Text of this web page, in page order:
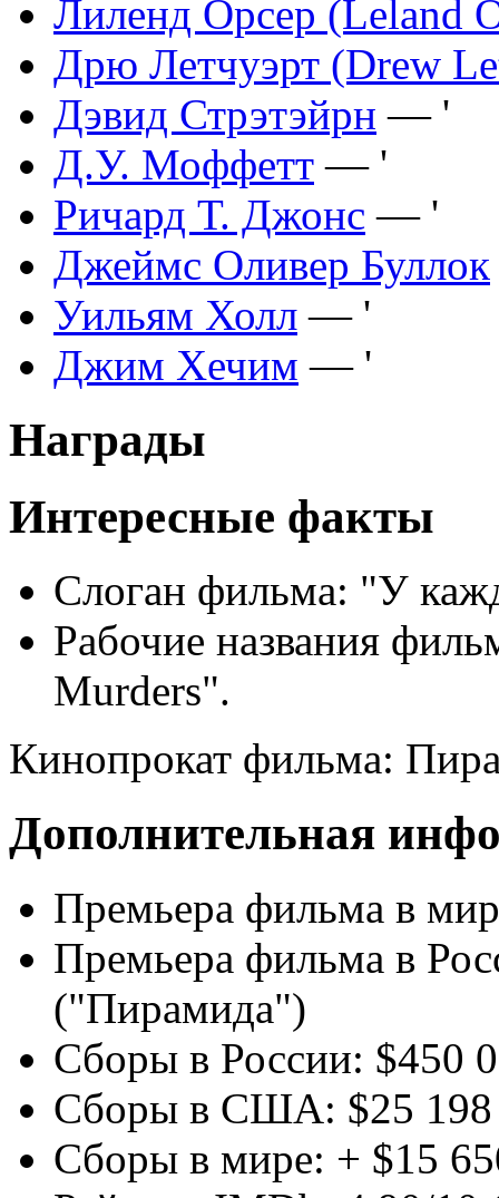
Лиленд Орсер (Leland
Дрю Летчуэрт (Drew
Дэвид Стрэтэйрн — '
Д.У. Моффетт — '
Ричард Т. Джонс — '
Джеймс Оливер Буллок
Уильям Холл — '
Джим Хечим — '
Награды
Интересные факты
Слоган фильма: "У
Рабочие названия
Murders".
Кинопрокат фильма:
Дополнительная
Премьера фильма в
Премьера фильма в
("Пирамида")
Сборы в России: $450
Сборы в США: $25 198
Сборы в мире: + $15